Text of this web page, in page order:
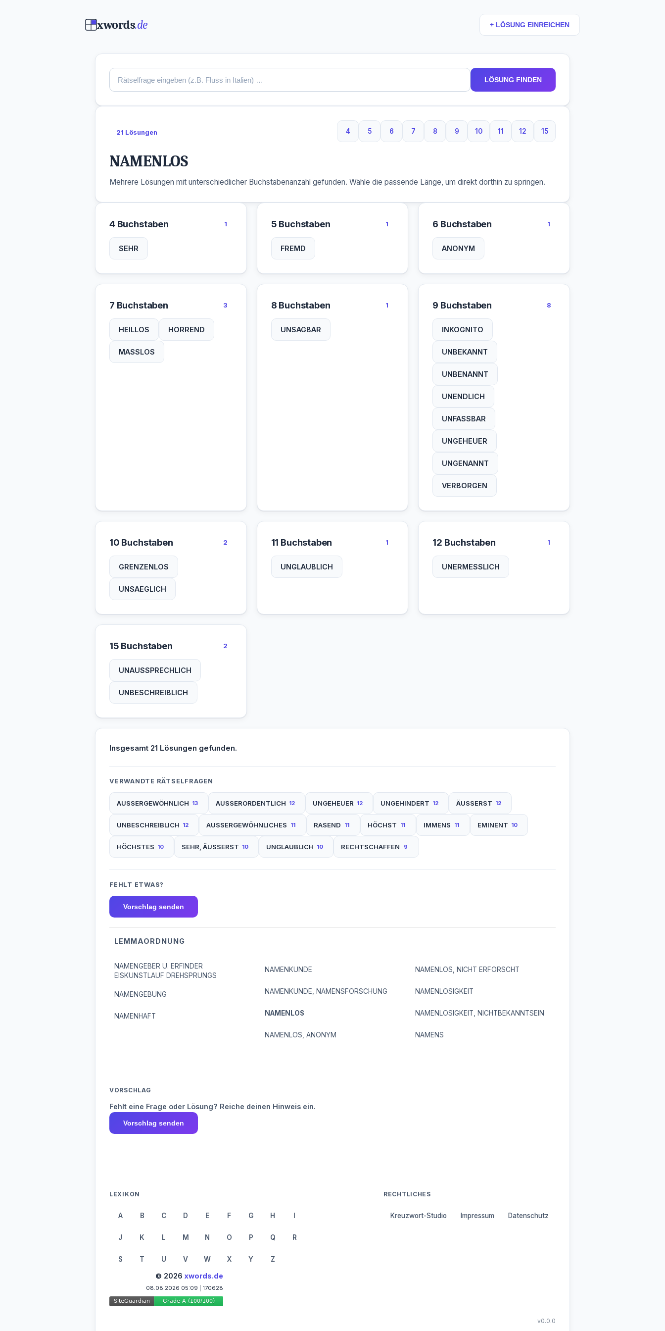
xwords.de + LÖSUNG EINREICHEN
LÖSUNG FINDEN
21 Lösungen 4
4 Buchstaben
5
5 Buchstaben
6
6 Buchstaben
7
7 Buchstaben
8
8 Buchstaben
9
9 Buchstaben
10
10 Buchstaben
11
11 Buchstaben
12
12 Buchstaben
15
15 Buchstaben
NAMENLOS
Mehrere Lösungen mit unterschiedlicher Buchstabenanzahl gefunden. Wähle die passende Länge, um direkt dorthin zu springen.
4 Buchstaben 1
SEHR
5 Buchstaben 1
FREMD
6 Buchstaben 1
ANONYM
7 Buchstaben 3
HEILLOS HORREND
MASSLOS
8 Buchstaben 1
UNSAGBAR
9 Buchstaben 8
INKOGNITO
UNBEKANNT
UNBENANNT
UNENDLICH
UNFASSBAR
UNGEHEUER
UNGENANNT
VERBORGEN
10 Buchstaben 2
GRENZENLOS
UNSAEGLICH
11 Buchstaben 1
UNGLAUBLICH
12 Buchstaben 1
UNERMESSLICH
15 Buchstaben 2
UNAUSSPRECHLICH
UNBESCHREIBLICH
Insgesamt 21 Lösungen gefunden.
VERWANDTE RÄTSELFRAGEN
AUSSERGEWÖHNLICH 13 AUSSERORDENTLICH 12 UNGEHEUER 12 UNGEHINDERT 12 ÄUSSERST 12
UNBESCHREIBLICH 12 AUSSERGEWÖHNLICHES 11 RASEND 11 HÖCHST 11 IMMENS 11 EMINENT 10
HÖCHSTES 10 SEHR, ÄUSSERST 10 UNGLAUBLICH 10 RECHTSCHAFFEN 9
FEHLT ETWAS?
Vorschlag senden
LEMMAORDNUNG
NAMENGEBER U. ERFINDER
EISKUNSTLAUF DREHSPRUNGS
NAMENGEBUNG
NAMENHAFT
NAMENKUNDE
NAMENKUNDE, NAMENSFORSCHUNG
NAMENLOS
NAMENLOS, ANONYM
NAMENLOS, NICHT ERFORSCHT
NAMENLOSIGKEIT
NAMENLOSIGKEIT, NICHTBEKANNTSEIN
NAMENS
VORSCHLAG
Fehlt eine Frage oder Lösung? Reiche deinen Hinweis ein.
Vorschlag senden
LEXIKON
A B C D E F G H I
J K L M N O P Q R
S T U V W X Y Z
RECHTLICHES
Kreuzwort-Studio Impressum Datenschutz
© 2026 xwords.de
08.08.2026 05:09 | 170628
v0.0.0